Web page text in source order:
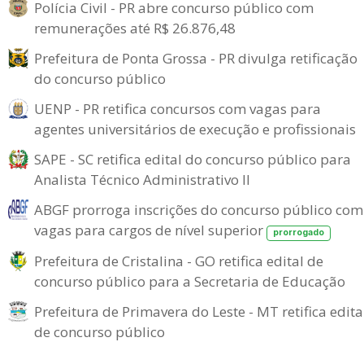
Polícia Civil - PR abre concurso público com
remunerações até R$ 26.876,48
Prefeitura de Ponta Grossa - PR divulga retificação
do concurso público
UENP - PR retifica concursos com vagas para
agentes universitários de execução e profissionais
SAPE - SC retifica edital do concurso público para
Analista Técnico Administrativo II
ABGF prorroga inscrições do concurso público com
vagas para cargos de nível superior
prorrogado
Prefeitura de Cristalina - GO retifica edital de
concurso público para a Secretaria de Educação
Prefeitura de Primavera do Leste - MT retifica
de concurso público